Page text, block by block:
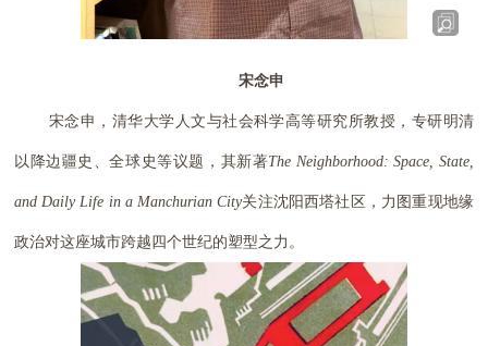
宋念申
宋念申，清华大学人文与社会科学高等研究所教授，专研明清
以降边疆史、全球史等议题，其新著The Neighborhood: Space, State,
and Daily Life in a Manchurian City关注沈阳西塔社区，力图重现地缘
政治对这座城市跨越四个世纪的塑型之力。